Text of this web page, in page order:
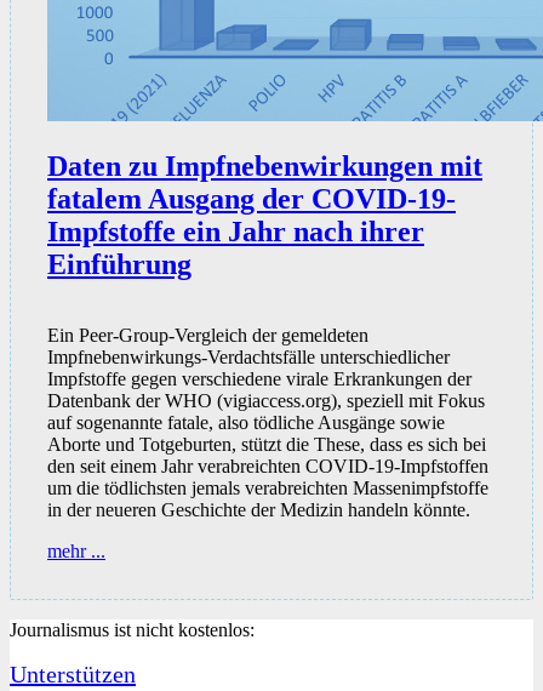
Daten zu Impfnebenwirkungen mit
fatalem Ausgang der COVID-19-
Impfstoffe ein Jahr nach ihrer
Einführung
Ein Peer-Group-Vergleich der gemeldeten
Impfnebenwirkungs-Verdachtsfälle unterschiedlicher
Impfstoffe gegen verschiedene virale Erkrankungen der
Datenbank der WHO (vigiaccess.org), speziell mit Fokus
auf sogenannte fatale, also tödliche Ausgänge sowie
Aborte und Totgeburten, stützt die These, dass es sich bei
den seit einem Jahr verabreichten COVID-19-Impfstoffen
um die tödlichsten jemals verabreichten Massenimpfstoffe
in der neueren Geschichte der Medizin handeln könnte.
mehr ...
fatalem
der
Journalismus ist nicht kostenlos:
Unterstützen